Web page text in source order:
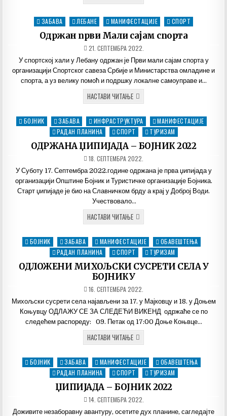
МИХОЉСКИ
СЕЛА
У
ОПШТИНИ
БОЈНИК
Posted
ЗАБАВА ЛЕБАНЕ МАНИФЕСТАЦИЈЕ СПОРТ
Одржан први Мали сајам спорта
ДАТУМ
ОБЈАВЉИВАЊА:
21. СЕПТЕМБРА 2022.
У спортској хали у Лебану одржан је Први мали сајам спорта у
организацији Спортског савеза Србије и Министарства омладине и
спорта, а уз велику помоћ и подршку локалне самоуправе и…
НАСТАВИ ЧИТАЊЕОДРЖАН
ПРВИ
САЈАМ
СПОРТА
Posted
БОЈНИК ЗАБАВА ИНФРАСТРУКТУРА
МАНИФЕСТАЦИЈЕ
РАДАН ПЛАНИНА
СПОРТ ТУРИЗАМ
ОДРЖАНА ЏИПИЈАДА – БОЈНИК 2022
ДАТУМ
ОБЈАВЉИВАЊА:
18. СЕПТЕМБРА 2022.
У Суботу 17. Септембра 2022.године одржана је прва џипијада у
организацији Општине Бојник и Туристичке организације Бојника.
Старт џипијаде је био на Славничком брду а крај у Доброј Води.
Учествовало…
НАСТАВИ ЧИТАЊЕОДРЖАНА
ЏИПИЈАДА
БОЈНИК
2022
Posted
БОЈНИК ЗАБАВА МАНИФЕСТАЦИЈЕ
ОБАВЕШТЕЊА
РАДАН ПЛАНИНА
СПОРТ ТУРИЗАМ
ОДЛОЖЕНИ МИХОЉСКИ СУСРЕТИ СЕЛА У
БОЈНИКУ
ДАТУМ
ОБЈАВЉИВАЊА:
16. СЕПТЕМБРА 2022.
Михољски сусрети села најављени за 17. у Мајковцу и 18. у Доњем
Коњувцу ОДЛАЖУ СЕ ЗА СЛЕДЕЋИ ВИКЕНД одржаће се по
следећем распореду: 09. Петак од 17:00 Доње Коњвце…
НАСТАВИ ЧИТАЊЕОДЛОЖЕНИ
МИХОЉСКИ
СЕЛА
У
БОЈНИКУ
Posted
БОЈНИК ЗАБАВА МАНИФЕСТАЦИЈЕ
ОБАВЕШТЕЊА
РАДАН ПЛАНИНА
СПОРТ ТУРИЗАМ
ЏИПИЈАДА – БОЈНИК 2022
ДАТУМ
ОБЈАВЉИВАЊА:
14. СЕПТЕМБРА 2022.
Доживите незаборавну авантуру, осетите дух планине, сагледајте